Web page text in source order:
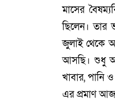
মাসের
ছিলেন। তার
জুলাই থেকে
আসছি। শুধু
খাবার, পানি
এর প্রমাণ